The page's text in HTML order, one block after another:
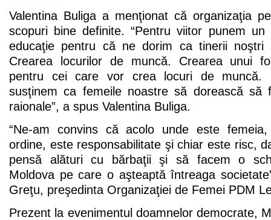
Valentina Buliga a menţionat că organizaţia
scopuri bine definite. “Pentru viitor punem
educaţie pentru că ne dorim ca tinerii noştri
Crearea locurilor de muncă. Crearea unui
pentru cei care vor crea locuri de muncă.
susţinem ca femeile noastre să dorească să
raionale”, a spus Valentina Buliga.
“Ne-am convins că acolo unde este
ordine, este responsabilitate şi chiar este risc,
pensă alături cu bărbaţii şi să facem o
Moldova pe care o aşteaptă întreaga
Greţu, preşedinta Organizaţiei de Femei PDM
Prezent la evenimentul doamnelor democrate,